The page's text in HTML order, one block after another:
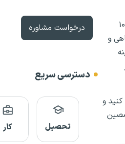
به ایتالیاست. این دانشگاه یکی از ۱۰۰۰
و
و
درخواست مشاوره
دسترسی سریع
تحصیل کار